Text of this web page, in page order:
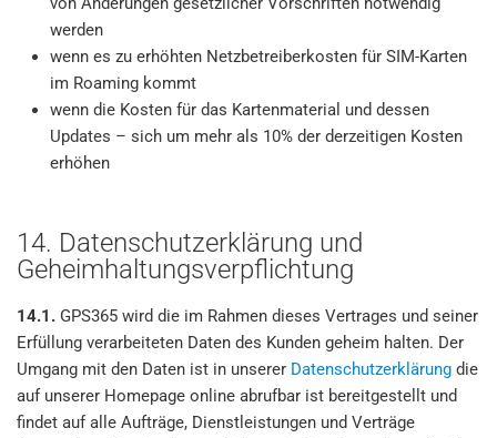
werden
wenn es zu erhöhten Netzbetreiberkosten für SIM-Karten
im Roaming kommt
wenn die Kosten für das Kartenmaterial und dessen
Updates – sich um mehr als 10% der derzeitigen Kosten
erhöhen
14. Datenschutzerklärung und
Geheimhaltungsverpflichtung
14.1. GPS365 wird die im Rahmen dieses Vertrages und seiner
Erfüllung verarbeiteten Daten des Kunden geheim halten. Der
Umgang mit den Daten ist in unserer Datenschutzerklärung die
auf unserer Homepage online abrufbar ist bereitgestellt und
findet auf alle Aufträge, Dienstleistungen und Verträge